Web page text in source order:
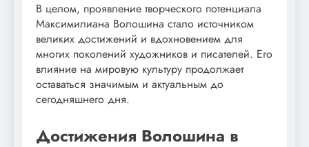
В целом, проявление творческого потенциала
Максимилиана Волошина стало источником
великих достижений и вдохновением для
многих поколений художников и писателей. Его
влияние на мировую культуру продолжает
оставаться значимым и актуальным до
сегодняшнего дня.
Достижения Волошина в